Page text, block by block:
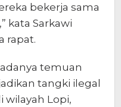
bekerja sama
kata Sarkawi
rapat.
temuan
tangki ilegal
Lopi,